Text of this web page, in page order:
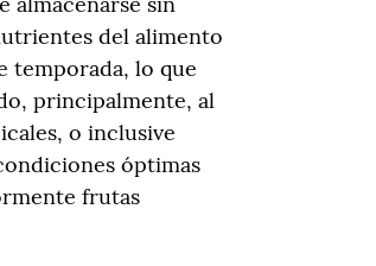
del alimento
temporada, lo que
principalmente, al
o inclusive
óptimas
frutas